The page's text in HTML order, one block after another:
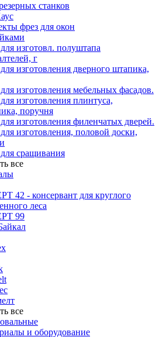
станков
фрез для окон
изготовл. полуштапа
г
изготовления дверного штапика,
изготовления мебельных фасадов.
изготовления плинтуса,
поручня
изготовления филенчатых дверей.
изготовления, половой доски,
сращивания
все
42 - консервант для круглого
леса
99
все
и оборудование